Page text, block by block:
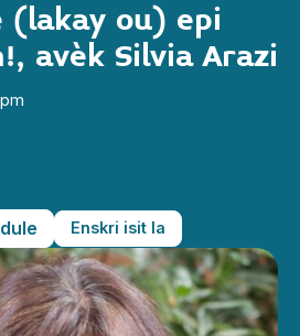
(lakay ou) epi
avèk Silvia Arazi
Enskri isit la